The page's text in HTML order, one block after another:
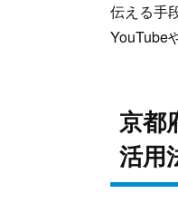
伝える手
YouTube
京都
活用